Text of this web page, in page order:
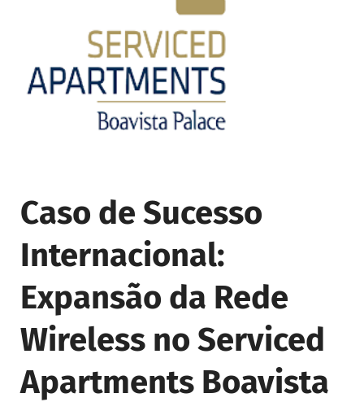
Caso de Sucesso
Internacional:
Expansão da Rede
Wireless no Serviced
Apartments Boavista